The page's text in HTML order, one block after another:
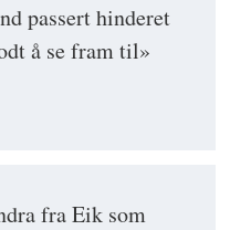
passert hinderet
å se fram til»
fra Eik som